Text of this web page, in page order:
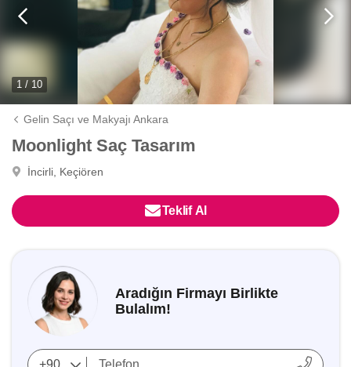
1 / 10
Gelin Saçı ve Makyajı Ankara
Moonlight Saç Tasarım
İncirli, Keçiören
Teklif Al
Aradığın Firmayı Birlikte
Bulalım!